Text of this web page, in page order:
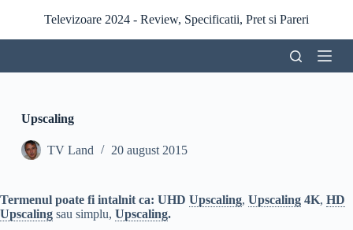
r
l
o
t
Televizoare 2024 - Review, Specificatii, Pret si Pareri
Upscaling
TV Land 20 august 2015
Termenul poate fi intalnit ca: UHD Upscaling, Upscaling 4K, HD
Upscaling sau simplu, Upscaling.